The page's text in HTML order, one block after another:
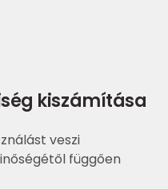
kiszámítása
veszi
függően